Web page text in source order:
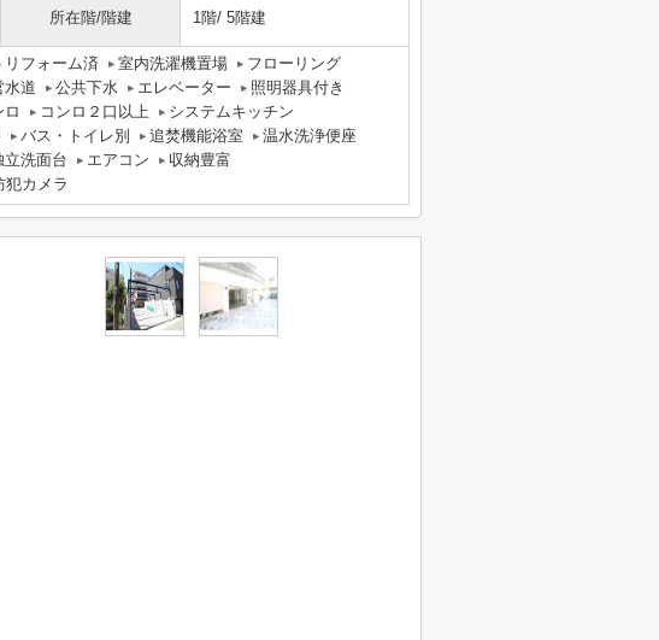
所在階/階建 1階/ 5階建
リフォーム済 室内洗濯機置場
フローリング
水道 公共下水 エレベーター
照明器具付き
ロ コンロ２口以上
システムキッチン
バス・トイレ別 追焚機能浴室
温水洗浄便座
立洗面台 エアコン
収納豊富
犯カメラ